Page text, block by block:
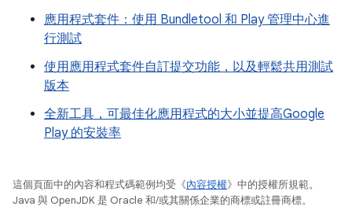
應用程式套件：使用 Bundletool 和 Play 管理中心進
行測試
使用應用程式套件自訂提交功能，以及輕鬆共用測試
版本
全新工具，可最佳化應用程式的大小並提高Google
Play 的安裝率
這個頁面中的內容和程式碼範例均受《內容授權》中的授權所規範。
Java 與 OpenJDK 是 Oracle 和/或其關係企業的商標或註冊商標。